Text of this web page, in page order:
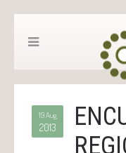
19 Aug
2013